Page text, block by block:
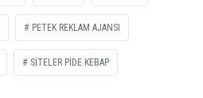
PETEK REKLAM AJANSI
SİTELER PİDE KEBAP